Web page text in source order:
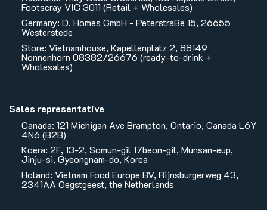
Footscray VIC 3011 (Retail + Wholesales)
Germany: D. Homes GmbH - PeterstraBe 15, 26655
Westerstede
Store: Vietnamhouse, Kapellenplatz 2, 88149
Nonnenhorn 08382/26676 (ready-to-drink +
Wholesales)
Sales representative
Canada: 121 Michigan Ave Brampton, Ontario, Canada L6Y
4N6 (B2B)
Koera: 2F, 13-2, Somun-gil 17beon-gil, Munsan-eup,
Jinju-si, Gyeongnam-do, Korea
Holand: Vietnam Food Europe BV, Rijnsburgerweg 43,
2341AA Oegstgeest, the Netherlands